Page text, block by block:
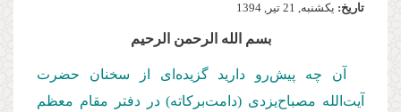
تاریخ: يكشنبه, 21 تير, 1394
بسم الله الرحمن الرحیم
آن چه پیش‌رو دارید گزیده‌ای از سخنان حضرت
آیت‌الله مصباح‌یزدی (دامت‌بركاته) در دفتر مقام معظم